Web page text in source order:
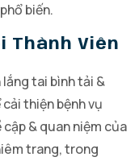
biến.
Thành Viên
tai bình tải &
thiện bệnh vụ
& quan niệm của
trang, trong